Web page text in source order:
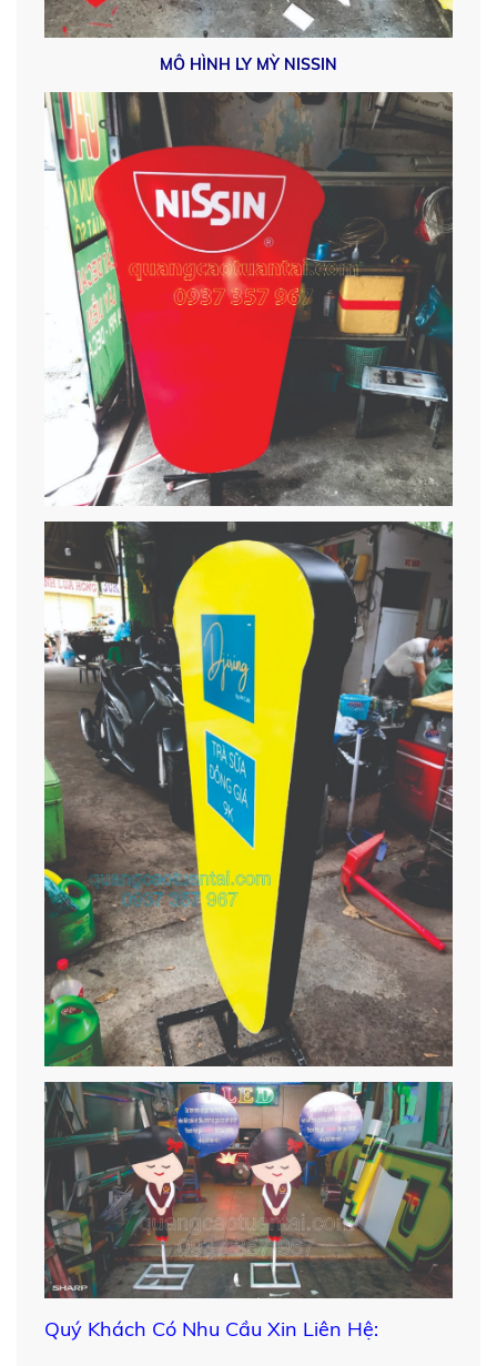
MÔ HÌNH LY MỲ NISSIN
Quý Khách Có Nhu Cầu Xin Liên Hệ: